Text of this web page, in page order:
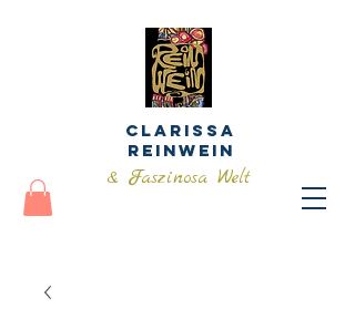
Clarissa
Reinwein
& Faszinosa Welt